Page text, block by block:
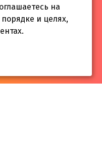
14
на
и целях,